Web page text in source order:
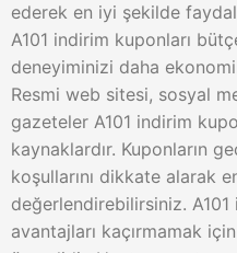
ederek en iyi şekilde
A101 indirim kuponları
deneyiminizi daha
Resmi web sitesi, sosyal
gazeteler A101 indirim
kaynaklardır. Kuponların
koşullarını dikkate alarak
değerlendirebilirsiniz. A101
avantajları kaçırmamak